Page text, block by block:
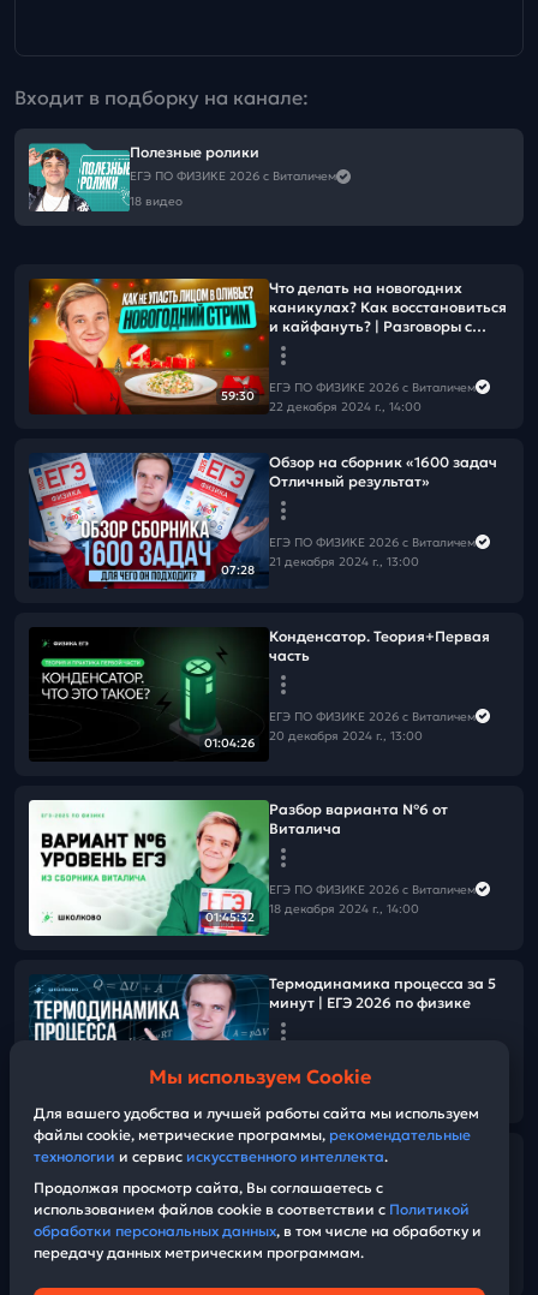
Входит в подборку на канале:
Полезные ролики
ЕГЭ ПО ФИЗИКЕ 2026 с Виталичем
18 видео
59:30
Что делать на новогодних
каникулах? Как восстановиться
и кайфануть? | Разговоры с
Виталичем
ЕГЭ ПО ФИЗИКЕ 2026 с Виталичем
22 декабря 2024 г., 14:00
07:28
Обзор на сборник «1600 задач
Отличный результат»
ЕГЭ ПО ФИЗИКЕ 2026 с Виталичем
21 декабря 2024 г., 13:00
01:04:26
Конденсатор. Теория+Первая
часть
ЕГЭ ПО ФИЗИКЕ 2026 с Виталичем
20 декабря 2024 г., 13:00
01:45:32
Разбор варианта №6 от
Виталича
ЕГЭ ПО ФИЗИКЕ 2026 с Виталичем
18 декабря 2024 г., 14:00
Термодинамика процесса за 5
минут | ЕГЭ 2026 по физике
18 декабря 2024 г., 12:00
14:12
Физикам нужно сдавать ЕГЭ по
Виталича на пресс-релиз МГТУ
им. Баумана
ЕГЭ ПО ФИЗИКЕ 2026 с Виталичем
Мы используем Cookie
Для вашего удобства и лучшей работы сайта мы используем
файлы cookie, метрические программы, рекомендательные
технологии и сервис искусственного интеллекта.
Продолжая просмотр сайта, Вы соглашаетесь с
использованием файлов cookie в соответствии с Политикой
обработки персональных данных, в том числе на обработку и
передачу данных метрическим программам.